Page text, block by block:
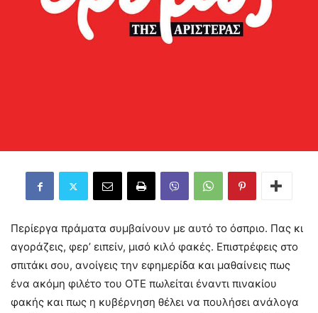
Περίεργα πράματα συμβαίνουν με αυτό το όσπριο. Πας κι
αγοράζεις, φερ’ ειπείν, μισό κιλό φακές. Επιστρέφεις στο
σπιτάκι σου, ανοίγεις την εφημερίδα και μαθαίνεις πως
ένα ακόμη φιλέτο του ΟΤΕ πωλείται έναντι πινακίου
φακής και πως η κυβέρνηση θέλει να πουλήσει ανάλογα